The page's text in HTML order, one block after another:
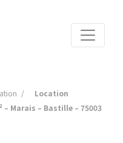
Location
– Marais – Bastille – 75003